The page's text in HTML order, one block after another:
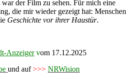
der Film zu sehen. Für mich eine
die mir wieder gezeigt hat: Menschen
Geschichte vor ihrer Haustür.
Anzeigervom 17.12.2025
und auf>>> NRWision